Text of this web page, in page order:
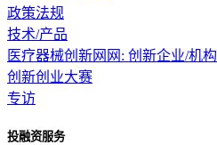
政策法规
技术/产品
医疗器械创新网网: 创新企业/机构
创新创业大赛
专访
投融资服务